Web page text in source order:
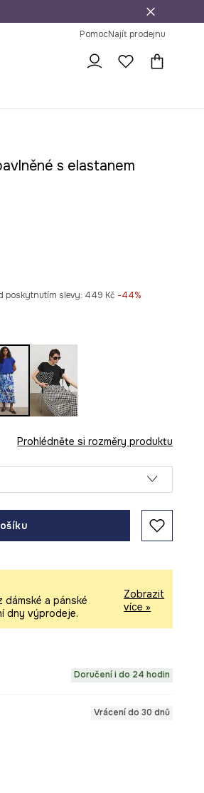
PomocNajít prodejnu
s elastanem
poskytnutím slevy: 449 Kč -44%
Prohlédněte si rozměry produktu
a pánské
dny výprodeje.
Zobrazit
více »
Doručení i do 24 hodin
Vrácení do 30 dnů